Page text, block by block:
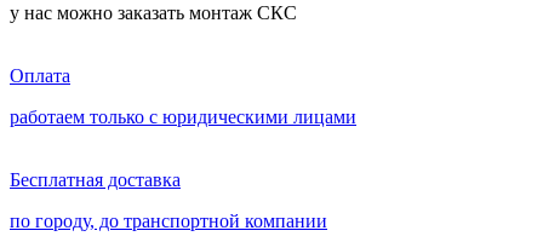
у нас можно заказать монтаж СКС
Оплата
работаем только с юридическими лицами
Бесплатная доставка
по городу, до транспортной компании